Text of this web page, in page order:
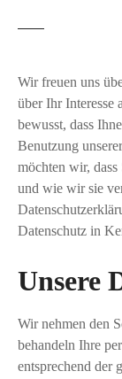
Wir freuen uns
über Ihr Interesse
bewusst, dass
Benutzung
möchten wir,
und wie wir sie
Datenschutz in
Unsere
Wir nehmen den
behandeln Ihre
entsprechend der